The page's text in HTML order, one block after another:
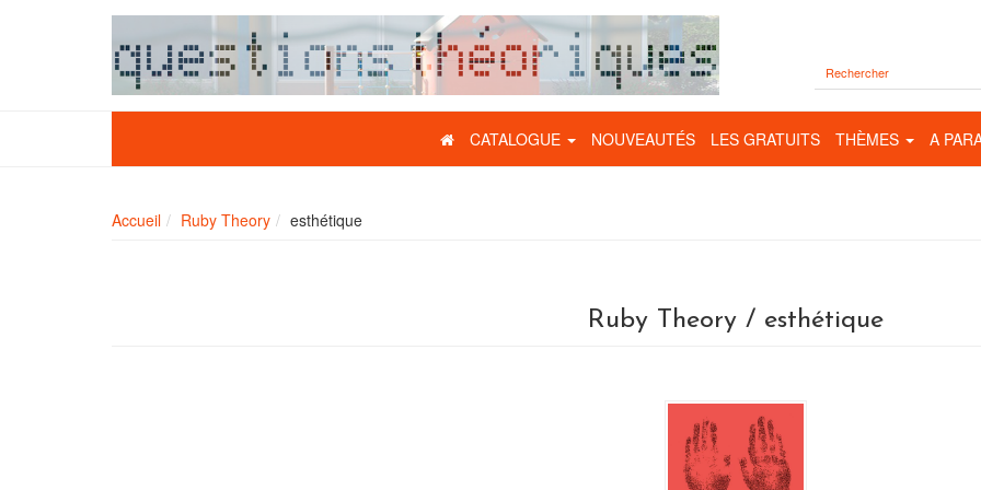
CATALOGUE NOUVEAUTÉS LES GRATUITS THÈMES A
Accueil Ruby Theory esthétique
Ruby Theory / esthétique